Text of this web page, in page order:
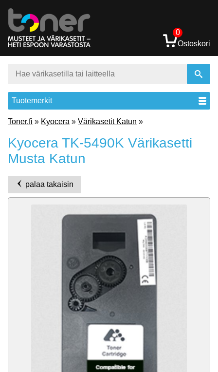
0
Ostoskori
Tuotemerkit
Toner.fi » Kyocera » Värikasetit Katun »
Kyocera TK-5490K Värikasetti
Musta Katun
palaa takaisin